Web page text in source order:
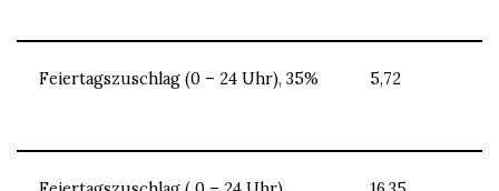
Feiertagszuschlag (0 – 24 Uhr), 35% 5,72